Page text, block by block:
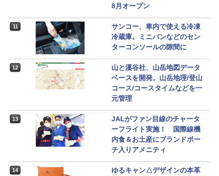
8月オープン
11
サンコー、車内で使える冷凍
冷蔵庫。ミニバンなどのセン
ターコンソールの隙間に
12
山と溪谷社、山岳地図データ
ベースを開発。山岳地理/登山
コース/コースタイムなどを一
元管理
13
JALがファン目線のチャータ
ーフライト実施！ 国際線機
内食＆お土産にブランドポー
チ入りアメニティ
14
ゆるキャン△デザインの本革